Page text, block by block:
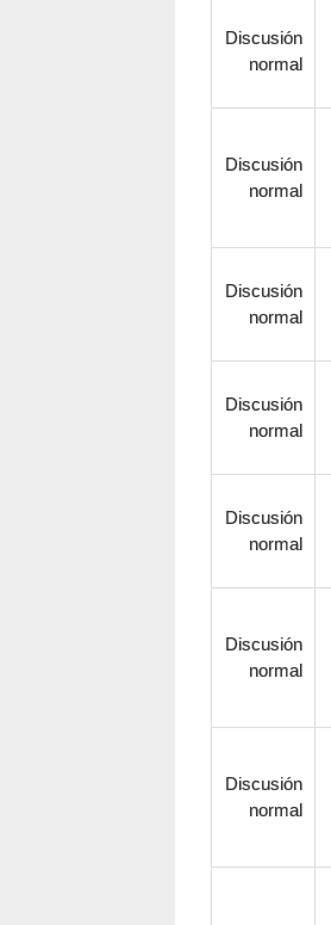
Discusión
normal
Discusión
normal
Discusión
normal
Discusión
normal
Discusión
normal
Discusión
normal
Discusión
normal